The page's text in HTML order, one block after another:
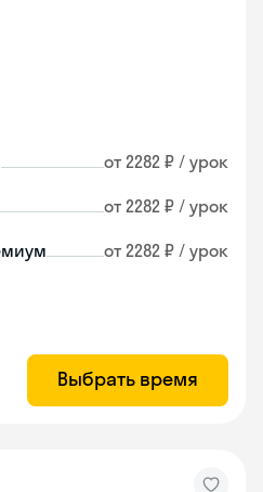
от 2282 ₽ / урок
от 2282 ₽ / урок
от 2282 ₽ / урок
Выбрать время